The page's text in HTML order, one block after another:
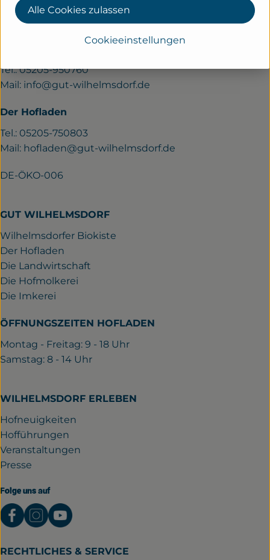
Verler Str. 258a
33689 Bielefeld
Tel.: 05205-950760
Mail: info@gut-wilhelmsdorf.de
Der Hofladen
Tel.: 05205-750803
Mail: hofladen@gut-wilhelmsdorf.de
DE-ÖKO-006
GUT WILHELMSDORF
Wilhelmsdorfer Biokiste
Der Hofladen
Die Landwirtschaft
Die Hofmolkerei
Die Imkerei
ÖFFNUNGSZEITEN HOFLADEN
Montag - Freitag: 9 - 18 Uhr
Samstag: 8 - 14 Uhr
WILHELMSDORF ERLEBEN
Hofneuigkeiten
Hofführungen
Veranstaltungen
Presse
Folge uns auf
Externer Link zu https://www.facebook.com/
Externer Link zu https://
Externer Link zu https://
RECHTLICHES & SERVICE
Cookieeinstellungen
Alle Cookies zulassen